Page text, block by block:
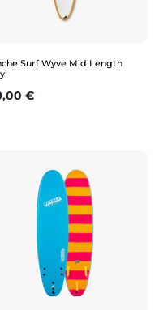
Surf Wyve Mid Length
€